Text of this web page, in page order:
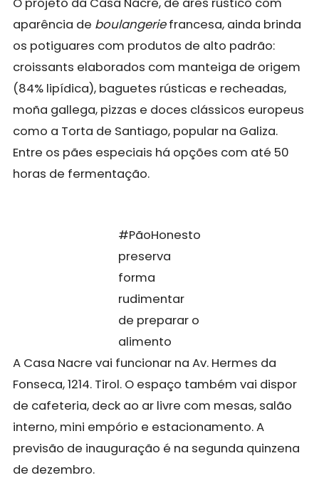
aparência de boulangeriefrancesa, ainda brinda
os potiguares com produtos de alto padrão:
croissants elaborados com manteiga de origem
(84% lipídica), baguetes rústicas e recheadas,
moña gallega, pizzas e doces clássicos europeus
como a Torta de Santiago, popular na Galiza.
Entre os pães especiais há opções com até 50
horas de fermentação.
#PãoHonesto
preserva
forma
rudimentar
de preparar o
alimento
A Casa Nacre vai funcionar na Av. Hermes da
Fonseca, 1214. Tirol. O espaço também vai dispor
de cafeteria, deck ao ar livre com mesas, salão
interno, mini empório e estacionamento. A
previsão de inauguração é na segunda quinzena
de dezembro.